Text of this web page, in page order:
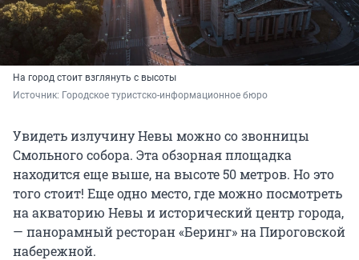
На город стоит взглянуть с высоты
Источник: Городское туристско-информационное бюро
Увидеть излучину Невы можно со звонницы
Смольного собора. Эта обзорная площадка
находится еще выше, на высоте 50 метров. Но это
того стоит! Еще одно место, где можно посмотреть
на акваторию Невы и исторический центр города,
— панорамный ресторан «Беринг» на Пироговской
набережной.